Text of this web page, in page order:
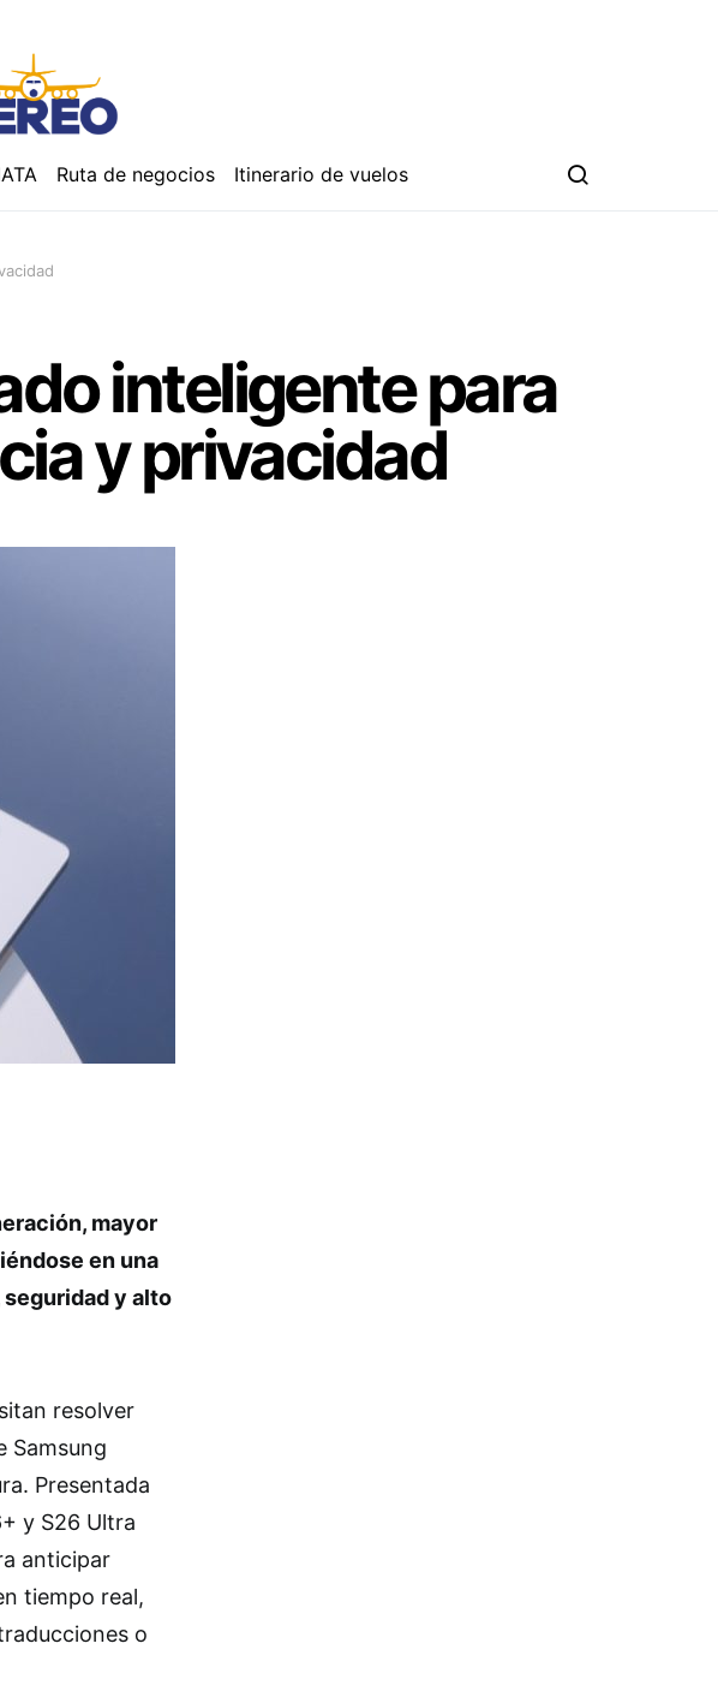
Ruta de negocios Itinerario de vuelos
inteligente para
y privacidad
mayor
en una
y alto
resolver
Samsung
Presentada
y S26 Ultra
anticipar
tiempo real,
o